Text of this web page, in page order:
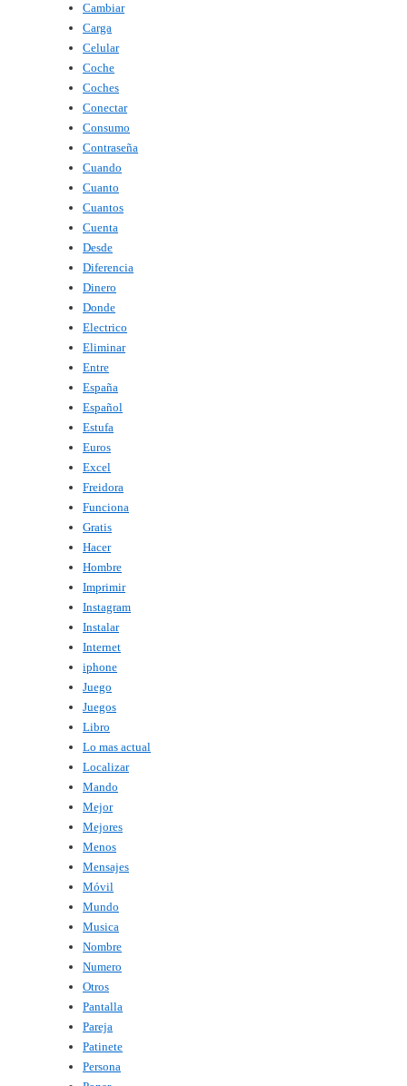
Cambiar
Carga
Celular
Coche
Coches
Conectar
Consumo
Contraseña
Cuando
Cuanto
Cuantos
Cuenta
Desde
Diferencia
Dinero
Donde
Electrico
Eliminar
Entre
España
Español
Estufa
Euros
Excel
Freidora
Funciona
Gratis
Hacer
Hombre
Imprimir
Instagram
Instalar
Internet
iphone
Juego
Juegos
Libro
Lo mas actual
Localizar
Mando
Mejor
Mejores
Menos
Mensajes
Móvil
Mundo
Musica
Nombre
Numero
Otros
Pantalla
Pareja
Patinete
Persona